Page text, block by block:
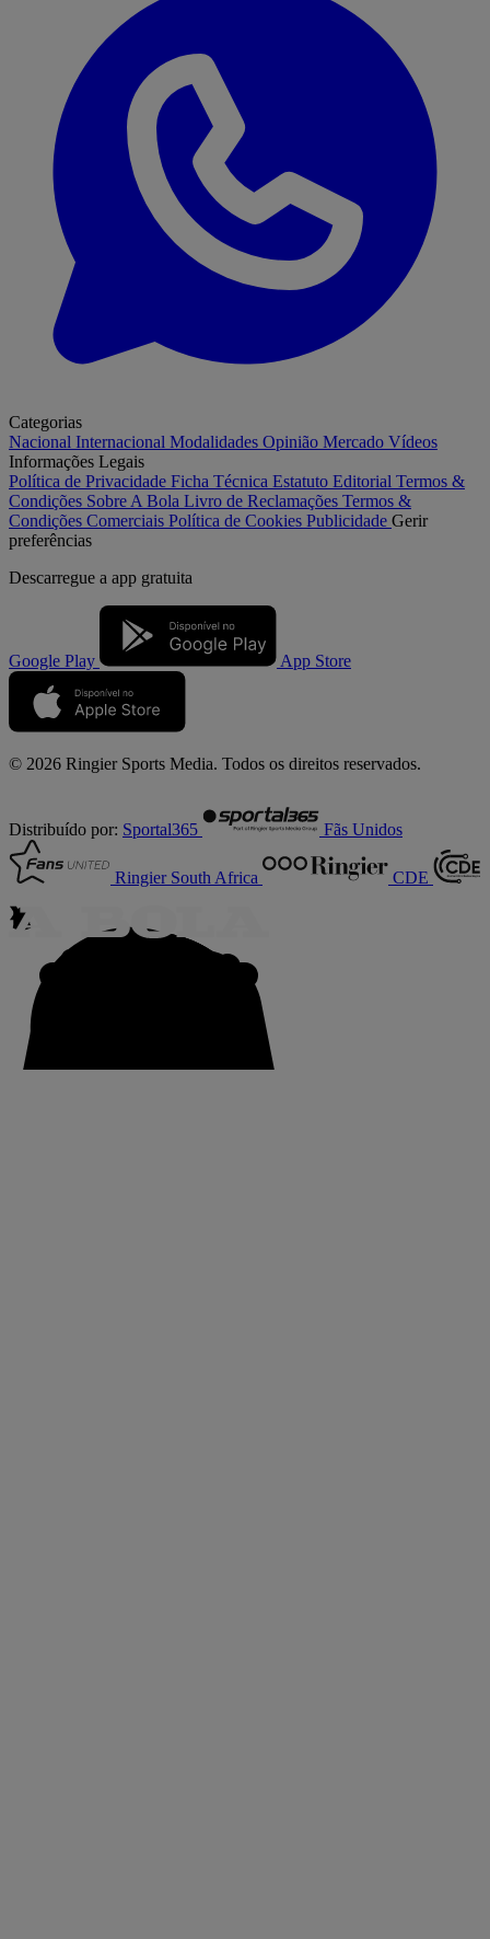
Categorias
Nacional Internacional Modalidades Opinião Mercado Vídeos
Informações Legais
Política de Privacidade Ficha Técnica Estatuto Editorial Termos &
Condições Sobre A Bola Livro de Reclamações Termos &
Condições Comerciais Política de Cookies Publicidade Gerir
preferências
Descarregue a app gratuita
Google Play App Store
© 2026 Ringier Sports Media. Todos os direitos reservados.
Distribuído por: Sportal365 Fãs Unidos
Ringier South Africa CDE